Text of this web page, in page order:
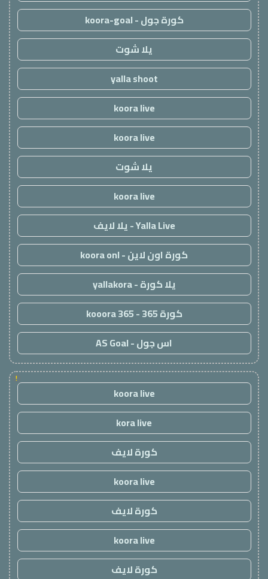
كورة جول - koora-goal
يلا شوت
yalla shoot
koora live
koora live
يلا شوت
koora live
Yalla Live - يلا لايف
كورة اون لاين - koora onl
يلا كورة - yallakora
كورة 365 - kooora 365
اس جول - AS Goal
!
koora live
kora live
كورة لايف
koora live
كورة لايف
koora live
كورة لايف